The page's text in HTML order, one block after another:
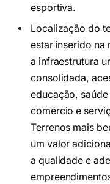
esportiva.
Localização do
estar inserido na
a infraestrutura
consolidada,
educação,
comércio e
Terrenos mais
um valor
a qualidade e